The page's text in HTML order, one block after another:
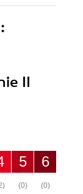
II
6
(0)
5
(0)